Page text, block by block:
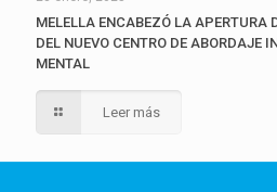
MELELLA ENCABEZÓ LA APERTURA
DEL NUEVO CENTRO DE ABORDAJE
MENTAL
Leer más